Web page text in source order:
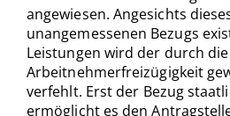
angewiesen. Angesichts
unangemessenen Bezugs
Leistungen wird der durch die
Arbeitnehmerfreizügigkeit
verfehlt. Erst der Bezug
ermöglicht es den